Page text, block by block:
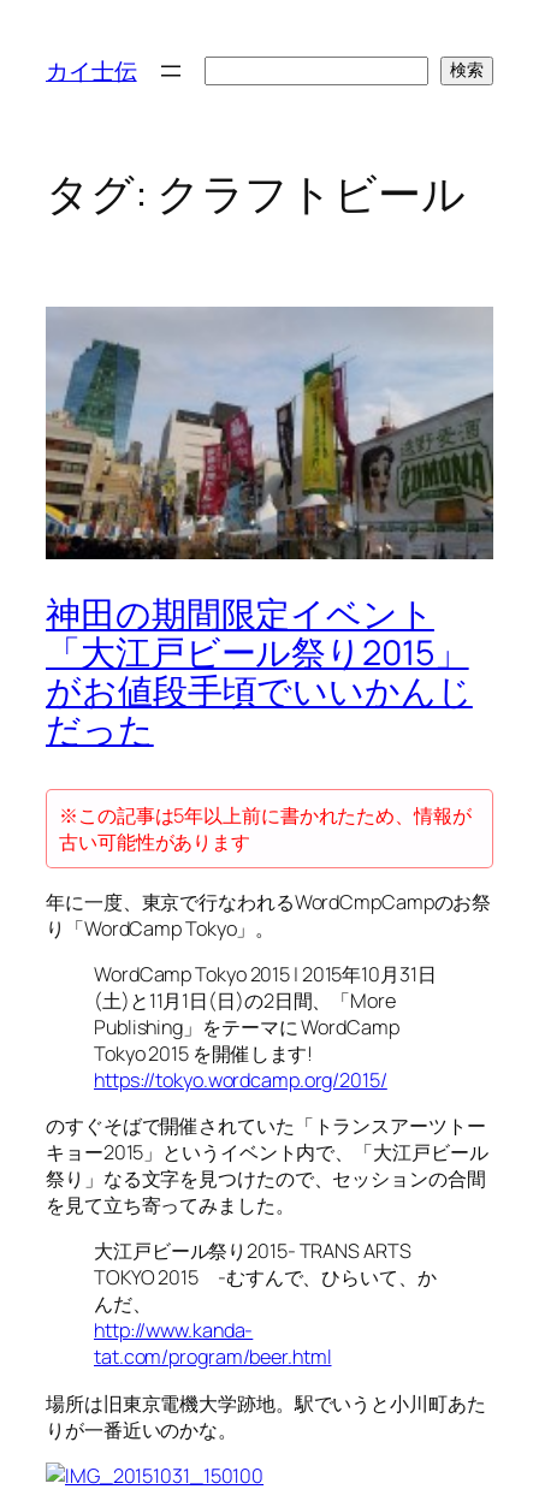
カイ士伝 検索
タグ: クラフトビール
神田の期間限定イベント
「大江戸ビール祭り2015」
がお値段手頃でいいかんじ
だった
※この記事は5年以上前に書かれたため、情報が
古い可能性があります
年に一度、東京で行なわれるWordCmpCampのお祭
り「WordCamp Tokyo」。
WordCamp Tokyo 2015 | 2015年10月31日
(土)と11月1日(日)の2日間、「More
Publishing」をテーマに WordCamp
Tokyo 2015 を開催します!
https://tokyo.wordcamp.org/2015/
のすぐそばで開催されていた「トランスアーツトー
キョー2015」というイベント内で、「大江戸ビール
祭り」なる文字を見つけたので、セッションの合間
を見て立ち寄ってみました。
大江戸ビール祭り2015- TRANS ARTS
TOKYO 2015 -むすんで、ひらいて、か
んだ、
http://www.kanda-
tat.com/program/beer.html
場所は旧東京電機大学跡地。駅でいうと小川町あた
りが一番近いのかな。